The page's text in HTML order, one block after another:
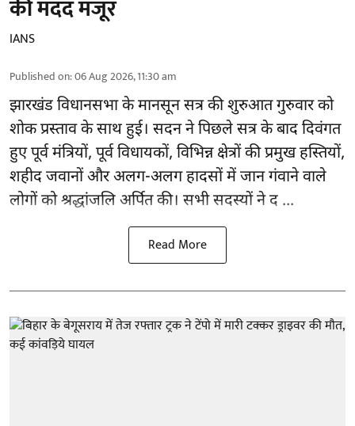
की मदद मंजूर
IANS
Published on:06 Aug 2026, 11:30 am
झारखंडविधानसभा के मानसून सत्र की शुरुआत गुरुवार को
शोक प्रस्ताव के साथ हुई। सदन ने पिछले सत्र के बाद दिवंगत
हुए पूर्व मंत्रियों, पूर्व विधायकों, विभिन्न क्षेत्रों की प्रमुख हस्तियों,
शहीद जवानों और अलग-अलग हादसों में जान गंवाने वाले
लोगों को श्रद्धांजलि अर्पित की। सभी सदस्यों ने द ...
Read More